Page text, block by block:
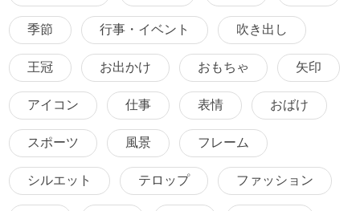
季節 行事・イベント 吹き出し
王冠 お出かけ おもちゃ 矢印
アイコン 仕事 表情 おばけ
スポーツ 風景 フレーム
シルエット テロップ ファッション